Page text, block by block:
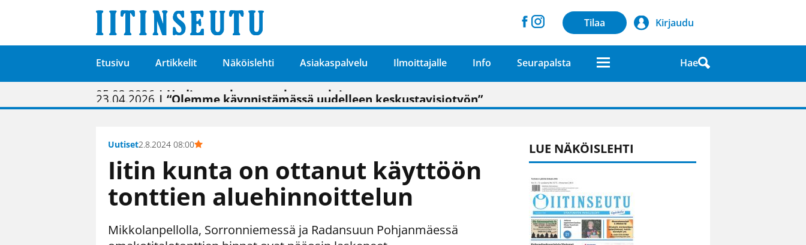
Tilaa Kirjaudu
Etusivu Artikkelit Näköislehti Asiakaspalvelu Ilmoittajalle Info Seurapalsta Hae
01.02.2026 | Painon vaihtumisen pitäisi näkyä hieman parempana painojäljen laatuna lehdessä
05.02.2026 | Uudistettu kunnantalo on valoisa
23.04.2026 | “Olemme käynnistämässä uudelleen keskustavisiotyön”
09.05.2026| "Maalla on totuttu elämään omavaraisemmin kuin kaupungissa"
Uutiset2.8.2024 08:00
Iitin kunta on ottanut käyttöön
tonttien aluehinnoittelun
Mikkolanpellolla, Sorronniemessä ja Radansuun Pohjanmäessä
LUE NÄKÖISLEHTI